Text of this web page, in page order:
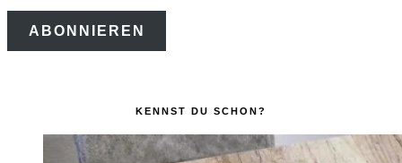
Mail-
Adresse
ABONNIEREN
KENNST DU SCHON?